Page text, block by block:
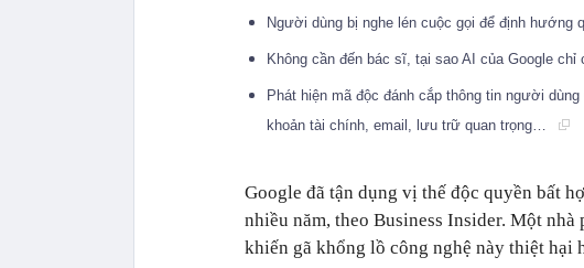
Người dùng bị nghe lén cuộc gọi để định hướng
Không cần đến bác sĩ, tại sao AI của Google chỉ
Phát hiện mã độc đánh cắp thông tin người
khoản tài chính, email, lưu trữ quan trọng…
Google đã tận dụng vị thế độc quyền bất
nhiều năm, theo Business Insider. Một
khiến gã khổng lồ công nghệ này thiệt hại